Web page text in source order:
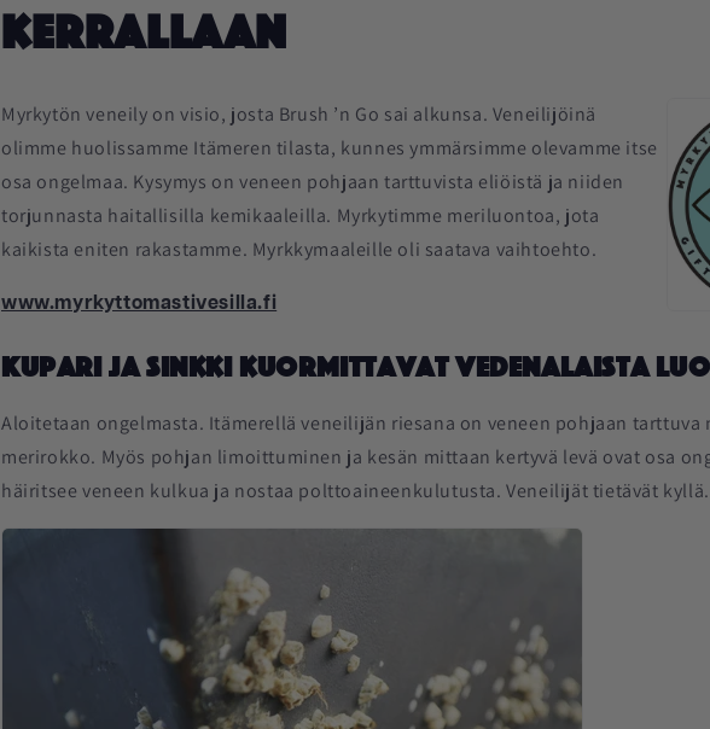
kerrallaan
Myrkytön veneily on visio, josta Brush ’n Go sai alkunsa. Veneilijöinä
olimme huolissamme Itämeren tilasta, kunnes ymmärsimme olevamme itse
osa ongelmaa. Kysymys on veneen pohjaan tarttuvista eliöistä ja niiden
torjunnasta haitallisilla kemikaaleilla. Myrkytimme meriluontoa, jota
kaikista eniten rakastamme. Myrkkymaaleille oli saatava vaihtoehto.
www.myrkyttomastivesilla.fi
Kupari ja sinkki kuormittavat vedenalaista
Aloitetaan ongelmasta. Itämerellä veneilijän riesana on veneen pohjaan tarttuva
merirokko. Myös pohjan limoittuminen ja kesän mittaan kertyvä levä ovat osa
häiritsee veneen kulkua ja nostaa polttoaineenkulutusta. Veneilijät tietävät kyllä.